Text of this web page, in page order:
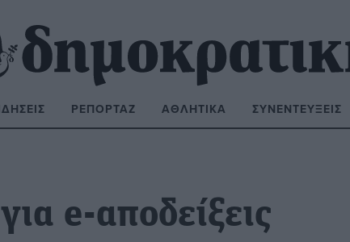
ΡΕΠΟΡΤΆΖ ΑΘΛΗΤΙΚΆ ΣΥΝΕΝΤΕΎΞΕΙΣ
e-αποδείξεις